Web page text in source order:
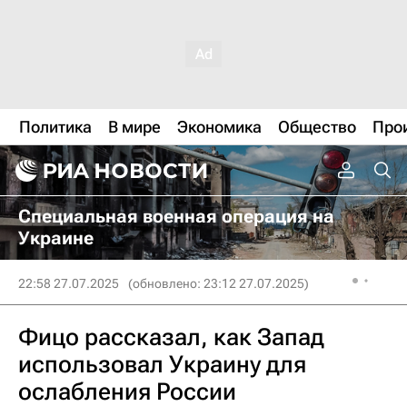
Политика В мире Экономика Общество
Специальная военная операция на
Украине
22:58 27.07.2025 (обновлено: 23:12 27.07.2025)
Фицо рассказал, как Запад
использовал Украину для
ослабления России